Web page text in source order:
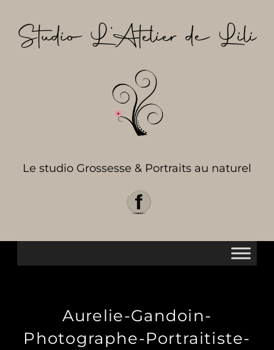
contenu
Studio L’Atelier de Lili
Le studio Grossesse & Portraits au naturel
Aurelie-Gandoin-
Photographe-Portraitiste-